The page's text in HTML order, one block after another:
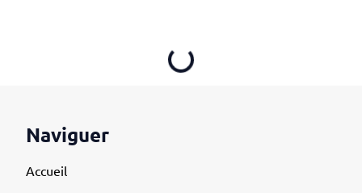
Loading...
Naviguer
Accueil